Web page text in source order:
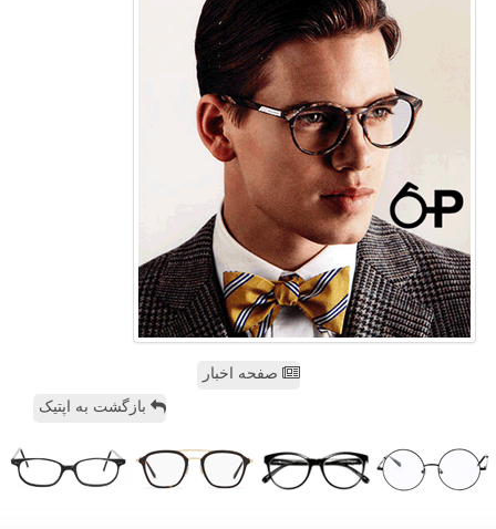
صفحه اخبار
بازگشت به اپتیک